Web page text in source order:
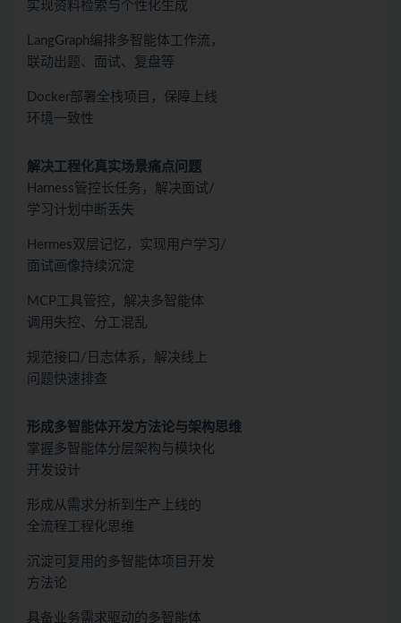
实现资料检索与个性化生成
LangGraph编排多智能体工作流，
联动出题、面试、复盘等
Docker部署全栈项目，保障上线
环境一致性
解决工程化真实场景痛点问题
Harness管控长任务，解决面试/
学习计划中断丢失
Hermes双层记忆，实现用户学习/
面试画像持续沉淀
MCP工具管控，解决多智能体
调用失控、分工混乱
规范接口/日志体系，解决线上
问题快速排查
形成多智能体开发方法论与架构思维
掌握多智能体分层架构与模块化
开发设计
形成从需求分析到生产上线的
全流程工程化思维
沉淀可复用的多智能体项目开发
方法论
具备业务需求驱动的多智能体